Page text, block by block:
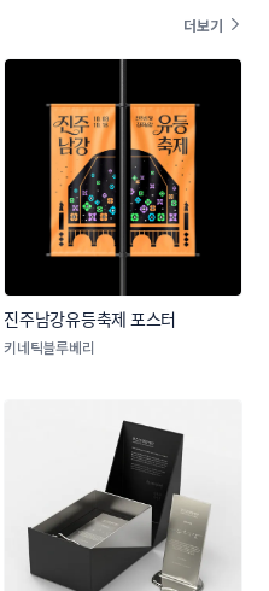
더보기
진주남강유등축제 포스터
키네틱블루베리